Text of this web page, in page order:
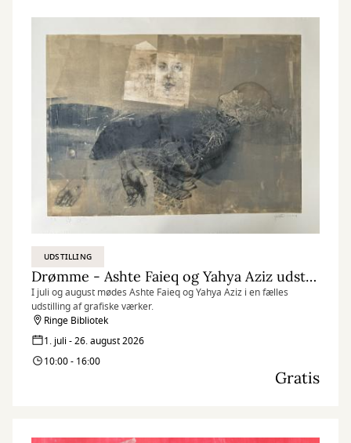
UDSTILLING
Drømme - Ashte Faieq og Yahya Aziz udstiller i Store Sal
I juli og august mødes Ashte Faieq og Yahya Aziz i en fælles
udstilling af grafiske værker.
Ringe Bibliotek
1. juli - 26. august 2026
10:00 - 16:00
Gratis